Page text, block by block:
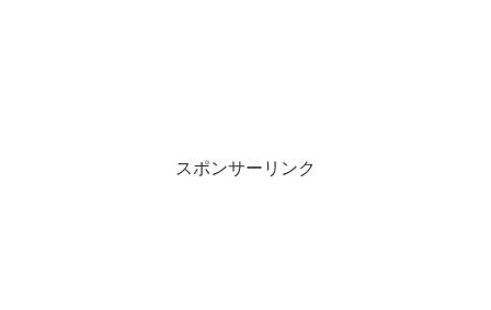
スポンサーリンク